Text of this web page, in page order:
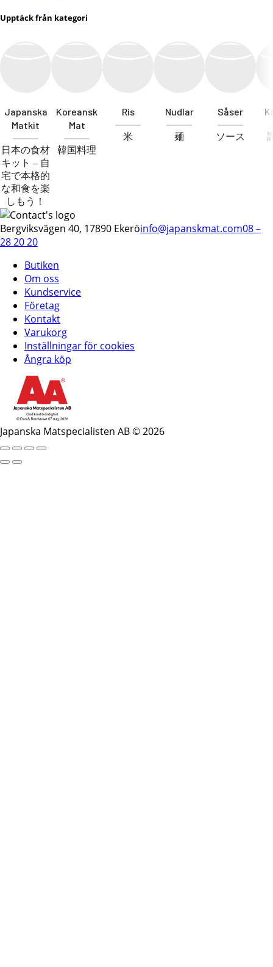
Upptäck från kategori
Japanska
Matkit
日本の食材
キット – 自
宅で本格的
な和食を楽
しもう！
Koreansk
Mat
韓国料理
Ris
米
Nudlar
麺
Såser
ソース
Bergviksvägen 40, 17890 Ekeröinfo@japanskmat.com08 –
28 20 20
Butiken
Om oss
Kundservice
Företag
Kontakt
Varukorg
Inställningar för cookies
Ångra köp
Japanska Matspecialisten AB © 2026